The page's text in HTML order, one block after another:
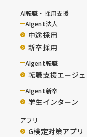
AI転職・採用支援
AIgent法人
中途採用
新卒採用
AIgent転職
転職支援エージ
AIgent新卒
学生インターン
アプリ
G検定対策アプリ